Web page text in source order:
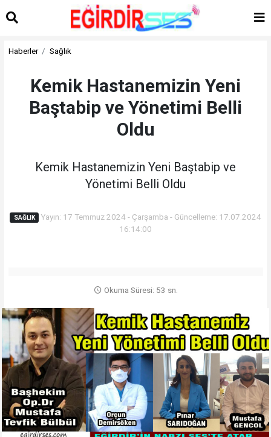
Haberler Sağlık
Kemik Hastanemizin Yeni
Baştabip ve Yönetimi Belli
Oldu
Kemik Hastanemizin Yeni Baştabip ve
Yönetimi Belli Oldu
SAĞLIK
Yayın: 17 Temmuz 2024 - Çarşamba - Güncelleme: 17.07.2024
16:14:00
Okuma Süresi: 53 sn.